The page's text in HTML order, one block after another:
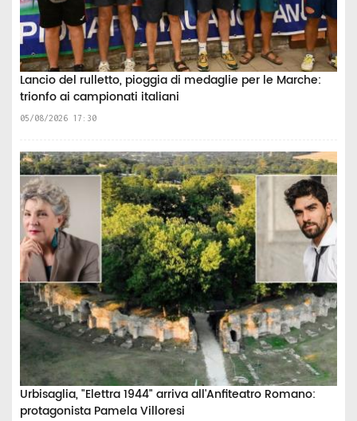
Lancio del rulletto, pioggia di medaglie per le Marche:
trionfo ai campionati italiani
05/08/2026 17:30
Urbisaglia, "Elettra 1944" arriva all'Anfiteatro Romano:
protagonista Pamela Villoresi